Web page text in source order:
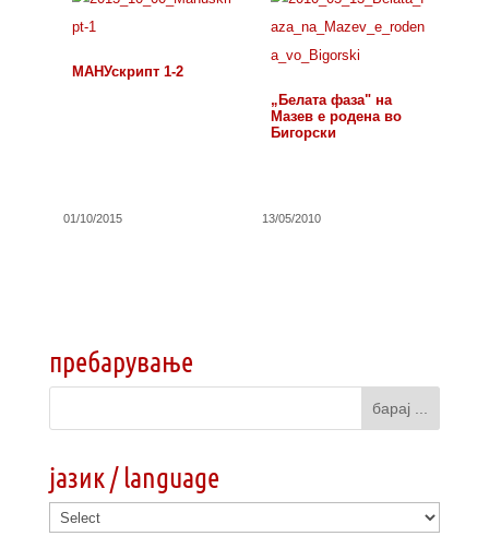
МАНУскрипт 1-2
01/10/2015
„Белата фаза" на
Мазев е родена во
Бигорски
13/05/2010
пребарување
јазик / language